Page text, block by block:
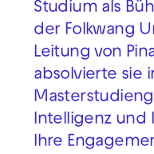
Studium als
der Folkwang
Leitung von
absolvierte sie
Intelligenz und
Ihre